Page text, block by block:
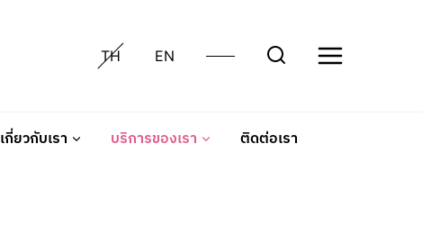
TH EN
เกี่ยวกับเรา บริการของเรา ติดต่อเรา